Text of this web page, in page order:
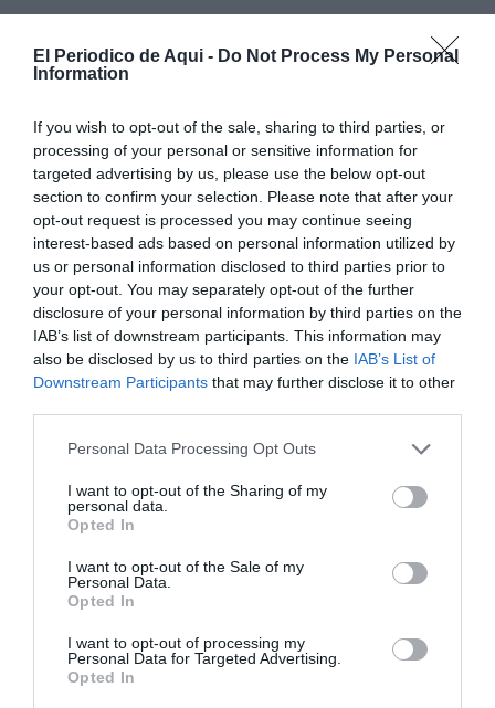
El Periodico de Aqui - Do Not Process My Personal
Information
If you wish to opt-out of the sale, sharing to third parties, or
processing of your personal or sensitive information for
targeted advertising by us, please use the below opt-out
section to confirm your selection. Please note that after your
opt-out request is processed you may continue seeing
interest-based ads based on personal information utilized by
us or personal information disclosed to third parties prior to
your opt-out. You may separately opt-out of the further
disclosure of your personal information by third parties on the
IAB’s list of downstream participants. This information may
also be disclosed by us to third parties on the IAB’s List of
Downstream Participants that may further disclose it to other
Personal Data Processing Opt Outs
I want to opt-out of the Sharing of my
personal data.
Opted In
I want to opt-out of the Sale of my
Personal Data.
Opted In
I want to opt-out of processing my
Personal Data for Targeted Advertising.
Opted In
Calendario completo de las preselecciones
a Falleras Mayores de Valencia 2027